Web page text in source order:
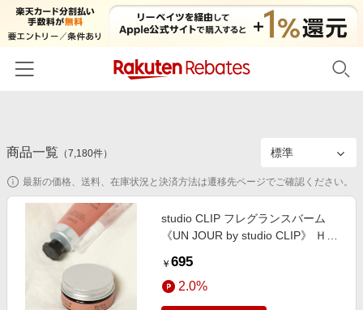
カテゴリー一覧
百貨店・総合ECモール
ファッション・インナー・小物
食品・スイーツ・お酒
日用品・キッチン用品
コスメ・健康・医薬品
イベント一覧
リーベイツ注目ストア
初回購入者限定特典
対象ストア新規限定特典
新着ストアのご紹介
ヘルプ
友達紹介
楽天IDでログイン/会員登録
商品一覧 （7,180件）
最新の価格、送料、在庫状況と決済方法は遷移先ページでご確認ください。
studio CLIP フレグランスバーム
《UN JOUR by studio CLIP》 Ｈ＆
プ 601908 and ST アンドエスティ
（旧ドットエスティ）
￥ 695
2.0%